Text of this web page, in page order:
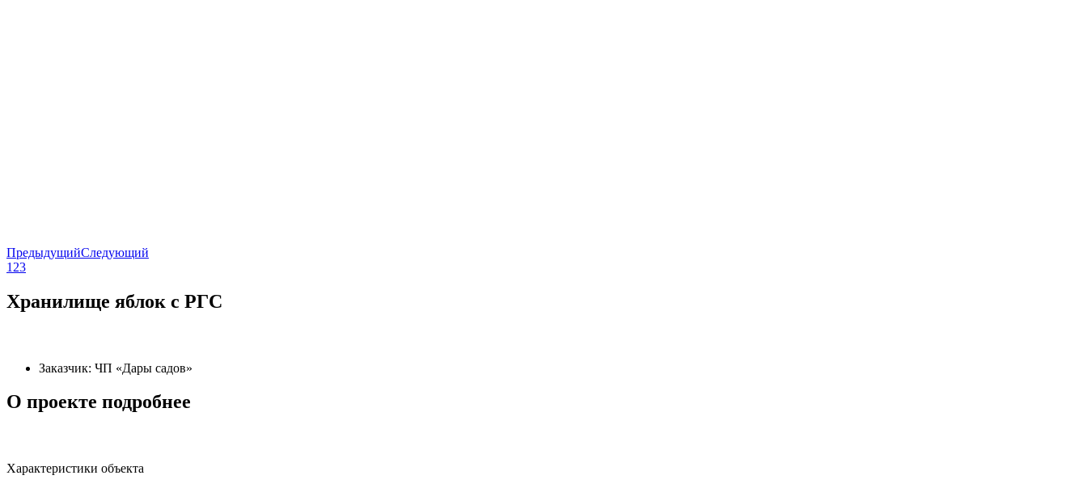
ПредыдущийСледующий
1 23
Хранилище яблок с РГС
Заказчик: ЧП «Дары садов»
О проекте подробнее
Характеристики объекта